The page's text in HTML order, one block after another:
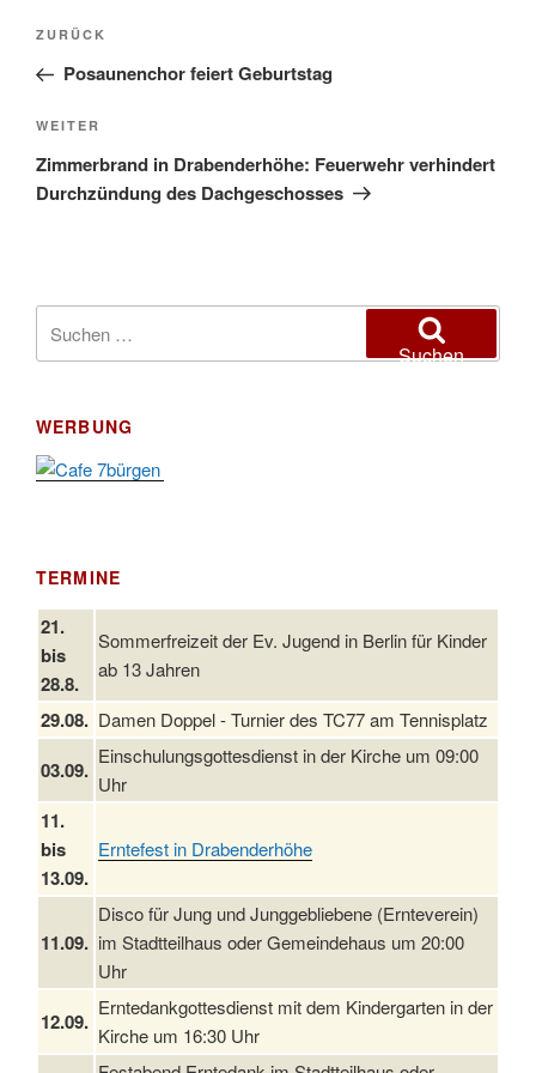
Beitragsnavigation
Vorheriger
Beitrag
ZURÜCK
Posaunenchor feiert Geburtstag
Nächster
Beitrag
WEITER
Zimmerbrand in Drabenderhöhe: Feuerwehr verhindert
Durchzündung des Dachgeschosses
nach:
Suchen
WERBUNG
TERMINE
21.
bis
28.8.
Sommerfreizeit der Ev. Jugend in Berlin für Kinder
ab 13 Jahren
29.08. Damen Doppel - Turnier des TC77 am Tennisplatz
03.09.
Einschulungsgottesdienst in der Kirche um 09:00
Uhr
11.
bis
13.09.
Erntefest in Drabenderhöhe
11.09.
Disco für Jung und Junggebliebene (Ernteverein)
im Stadtteilhaus oder Gemeindehaus um 20:00
Uhr
12.09.
Erntedankgottesdienst mit dem Kindergarten in der
Kirche um 16:30 Uhr